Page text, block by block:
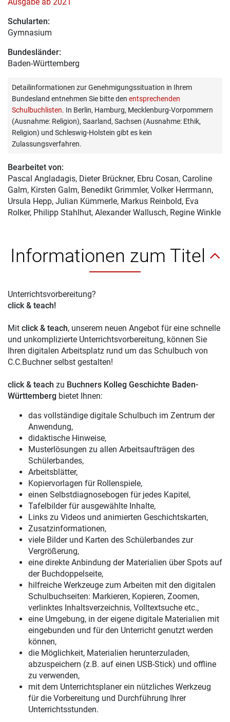
Schularten:
Gymnasium
Bundesländer:
Baden-Württemberg
Detailinformationen zur Genehmigungssituation in Ihrem
Bundesland entnehmen Sie bitte den entsprechenden
Schulbuchlisten. In Berlin, Hamburg, Mecklenburg-Vorpommern
(Ausnahme: Religion), Saarland, Sachsen (Ausnahme: Ethik,
Religion) und Schleswig-Holstein gibt es kein
Zulassungsverfahren.
Bearbeitet von:
Pascal Angladagis, Dieter Brückner, Ebru Cosan, Caroline
Galm, Kirsten Galm, Benedikt Grimmler, Volker Herrmann,
Ursula Hepp, Julian Kümmerle, Markus Reinbold, Eva
Rolker, Philipp Stahlhut, Alexander Wallusch, Regine Winkle
Informationen zum Titel
Unterrichtsvorbereitung?
click & teach!
Mit click & teach, unserem neuen Angebot für eine schnelle
und unkomplizierte Unterrichtsvorbereitung, können Sie
Ihren digitalen Arbeitsplatz rund um das Schulbuch von
C.C.Buchner selbst gestalten!
click & teach zu Buchners Kolleg Geschichte Baden-
Württemberg bietet Ihnen:
das vollständige digitale Schulbuch im Zentrum der
Anwendung,
didaktische Hinweise,
Musterlösungen zu allen Arbeitsaufträgen des
Schülerbandes,
Arbeitsblätter,
Kopiervorlagen für Rollenspiele,
einen Selbstdiagnosebogen für jedes Kapitel,
Tafelbilder für ausgewählte Inhalte,
Links zu Videos und animierten Geschichtskarten,
Zusatzinformationen,
viele Bilder und Karten des Schülerbandes zur
Vergrößerung,
eine direkte Anbindung der Materialien über Spots auf
der Buchdoppelseite,
hilfreiche Werkzeuge zum Arbeiten mit den digitalen
Schulbuchseiten: Markieren, Kopieren, Zoomen,
verlinktes Inhaltsverzeichnis, Volltextsuche etc.,
eine Umgebung, in der eigene digitale Materialien mit
eingebunden und für den Unterricht genutzt werden
können,
die Möglichkeit, Materialien herunterzuladen,
abzuspeichern (z.B. auf einen USB-Stick) und offline
zu verwenden,
mit dem Unterrichtsplaner ein nützliches Werkzeug
für die Vorbereitung und Durchführung Ihrer
Unterrichtsstunden.